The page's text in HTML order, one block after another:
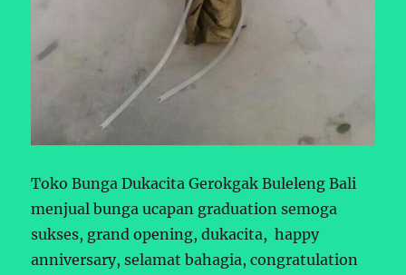
Toko Bunga Dukacita Gerokgak Buleleng Bali
menjual bunga ucapan graduation semoga
sukses, grand opening, dukacita, happy
anniversary, selamat bahagia, congratulation